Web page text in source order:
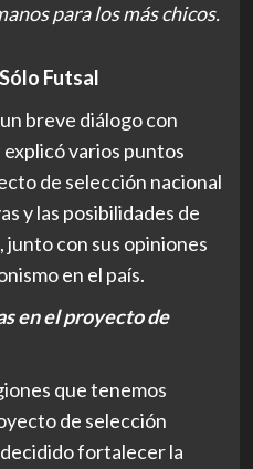
para los más chicos.
Futsal
breve diálogo con
explicó varios puntos
de selección nacional
y las posibilidades de
junto con sus opiniones
en el país.
en el proyecto de
que tenemos
de selección
fortalecer la